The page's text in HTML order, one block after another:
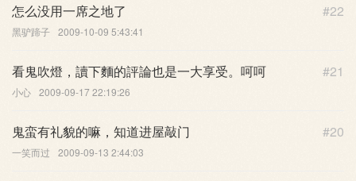
#22
怎么没用一席之地了
黑驴蹄子 2009-10-09 5:43:41
#21
看鬼吹燈，讀下麵的評論也是一大享受。呵呵
小心 2009-09-17 22:19:26
#20
鬼蛮有礼貌的嘛，知道进屋敲门
一笑而过 2009-09-13 2:44:03